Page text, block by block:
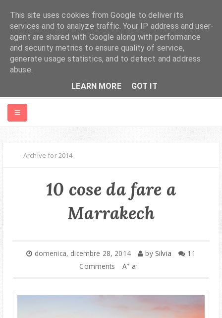
HOME
Archive for 2014
10 cose da fare a
Marrakech
domenica, dicembre 28, 2014 by Silvia
11
Comments
A+ a-
This site uses cookies from Google to deliver its
services and to analyze traffic. Your IP address and user-
agent are shared with Google along with performance
and security metrics to ensure quality of service,
generate usage statistics, and to detect and address
abuse.
LEARN MORE
GOT IT